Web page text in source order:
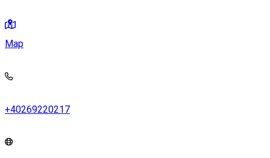
Map
+40269220217